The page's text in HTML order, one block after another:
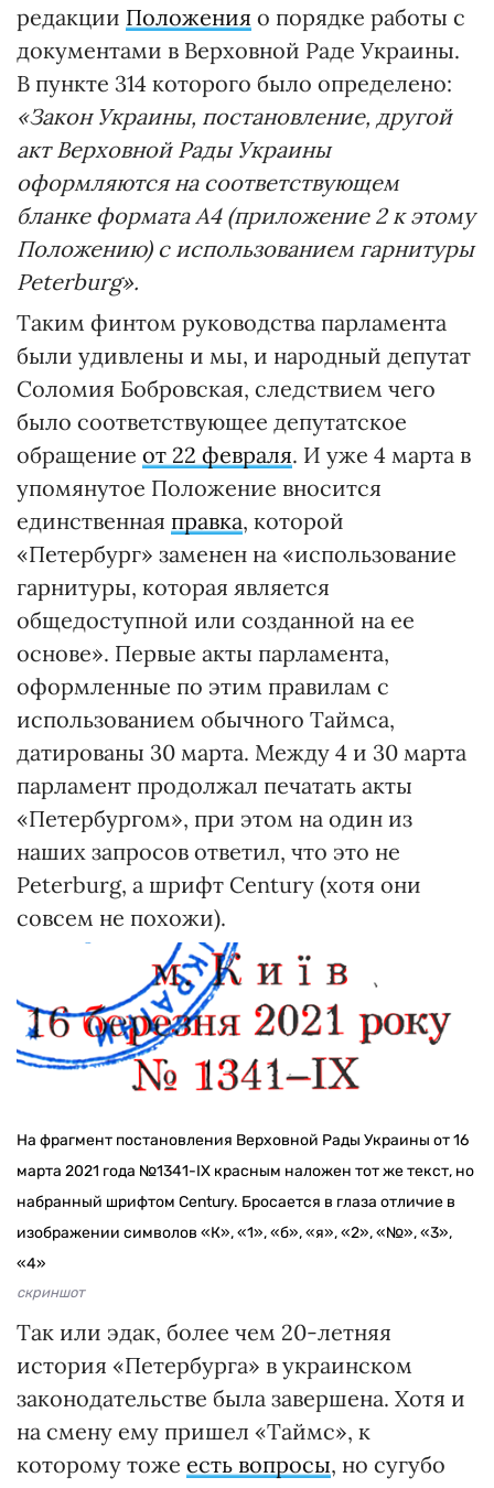
редакции Положения о порядке работы с
документами в Верховной Раде Украины.
В пункте 314 которого было определено:
«Закон Украины, постановление, другой
акт Верховной Рады Украины
оформляются на соответствующем
бланке формата А4 (приложение 2 к этому
Положению) с использованием гарнитуры
Peterburg».
Таким финтом руководства парламента
были удивлены и мы, и народный депутат
Соломия Бобровская, следствием чего
было соответствующее депутатское
обращение от 22 февраля. И уже 4 марта в
упомянутое Положение вносится
единственная правка, которой
«Петербург» заменен на «использование
гарнитуры, которая является
общедоступной или созданной на ее
основе». Первые акты парламента,
оформленные по этим правилам с
использованием обычного Таймса,
датированы 30 марта. Между 4 и 30 марта
парламент продолжал печатать акты
«Петербургом», при этом на один из
наших запросов ответил, что это не
Peterburg, а шрифт Century (хотя они
совсем не похожи).
На фрагмент постановления Верховной Рады Украины от 16
марта 2021 года №1341-ІХ красным наложен тот же текст, но
набранный шрифтом Century. Бросается в глаза отличие в
изображении символов «К», «1», «б», «я», «2», «№», «3»,
«4»
скриншот
Так или эдак, более чем 20-летняя
история «Петербурга» в украинском
законодательстве была завершена. Хотя и
на смену ему пришел «Таймс», к
которому тоже есть вопросы, но сугубо